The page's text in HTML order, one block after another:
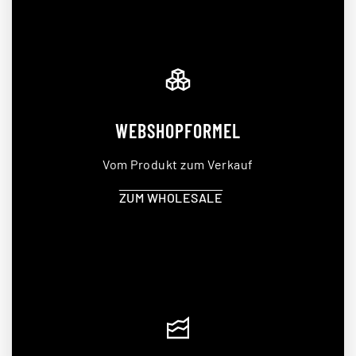
WEBSHOPFORMEL
Vom Produkt zum Verkauf
ZUM WHOLESALE